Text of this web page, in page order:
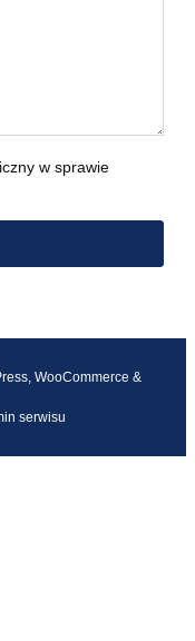
w sprawie
WooCommerce &
serwisu